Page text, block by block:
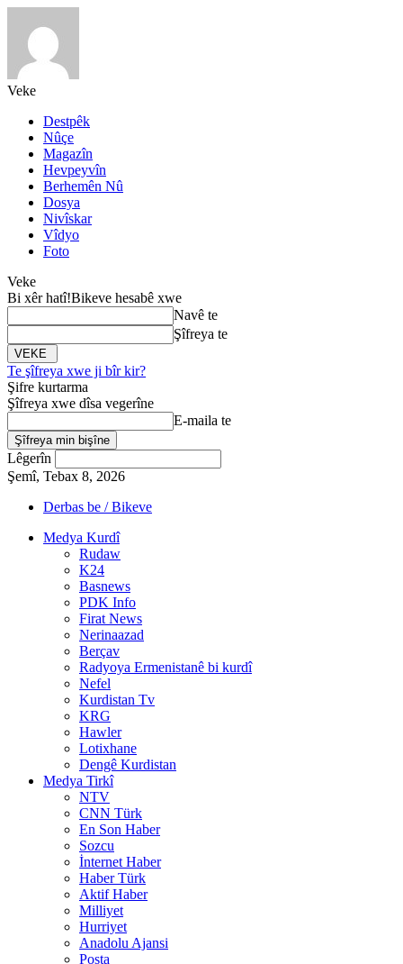
Veke
Destpêk
Nûçe
Magazîn
Hevpeyvîn
Berhemên Nû
Dosya
Nivîskar
Vîdyo
Foto
Veke
Bi xêr hatî!Bikeve hesabê xwe
Navê te
Şîfreya te
Te şîfreya xwe ji bîr kir?
Şifre kurtarma
Şîfreya xwe dîsa vegerîne
E-maila te
Lêgerîn
Şemî, Tebax 8, 2026
Derbas be / Bikeve
Medya Kurdî
Rudaw
K24
Basnews
PDK Info
Firat News
Nerinaazad
Berçav
Radyoya Ermenistanê bi kurdî
Nefel
Kurdistan Tv
KRG
Hawler
Lotixhane
Dengê Kurdistan
Medya Tirkî
NTV
CNN Türk
En Son Haber
Sozcu
İnternet Haber
Haber Türk
Aktif Haber
Milliyet
Hurriyet
Anadolu Ajansi
Posta